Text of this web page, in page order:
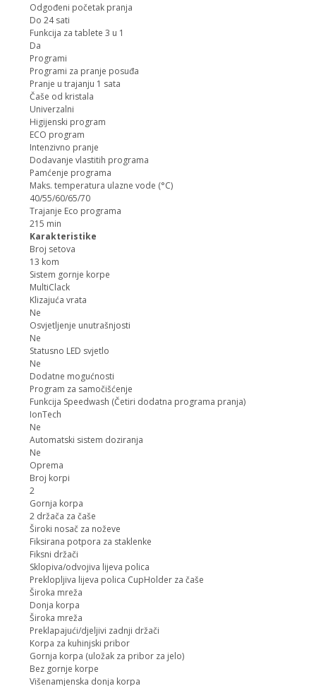
Odgođeni početak pranja
Do 24 sati
Funkcija za tablete 3 u 1
Da
Programi
Programi za pranje posuđa
Pranje u trajanju 1 sata
Čaše od kristala
Univerzalni
Higijenski program
ECO program
Intenzivno pranje
Dodavanje vlastitih programa
Pamćenje programa
Maks. temperatura ulazne vode (°C)
40/55/60/65/70
Trajanje Eco programa
215 min
Karakteristike
Broj setova
13 kom
Sistem gornje korpe
MultiClack
Klizajuća vrata
Ne
Osvjetljenje unutrašnjosti
Ne
Statusno LED svjetlo
Ne
Dodatne mogućnosti
Program za samočišćenje
Funkcija Speedwash (Četiri dodatna programa pranja)
IonTech
Ne
Automatski sistem doziranja
Ne
Oprema
Broj korpi
2
Gornja korpa
2 držača za čaše
Široki nosač za noževe
Fiksirana potpora za staklenke
Fiksni držači
Sklopiva/odvojiva lijeva polica
Preklopljiva lijeva polica CupHolder za čaše
Široka mreža
Donja korpa
Široka mreža
Preklapajući/djeljivi zadnji držači
Korpa za kuhinjski pribor
Gornja korpa (uložak za pribor za jelo)
Bez gornje korpe
Višenamjenska donja korpa